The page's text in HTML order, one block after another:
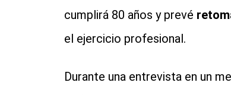
cumplirá 80 años y prevé
el ejercicio profesional.
Durante una entrevista en un